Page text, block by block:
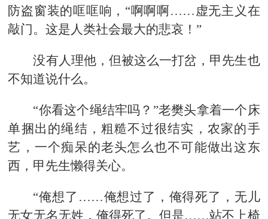
防盗窗装的哐哐响，“啊啊啊……虚无主义在
敲门。这是人类社会最大的悲哀！”
没有人理他，但被这么一打岔，甲先生也
不知道说什么。
“你看这个绳结牢吗？”老樊头拿着一个床
单捆出的绳结，粗糙不过很结实，农家的手
艺，一个痴呆的老头怎么也不可能做出这东
西，甲先生懒得关心。
“俺想了……俺想过了，俺得死了，无儿
无女无名无姓，俺得死了。但是……站不上椅